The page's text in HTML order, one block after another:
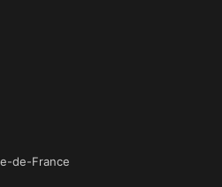
de-France